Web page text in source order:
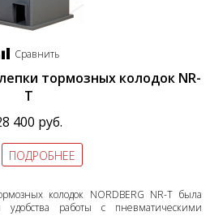
Сравнить
тормозных колодок NR-
T
400 руб.
ПОДРОБНЕЕ
колодок NORDBERG NR-T была
удобства работы с пневматическими